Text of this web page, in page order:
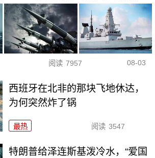
阅读 7957 08-03
西班牙在北非的那块飞地休达，
为何突然炸了锅
最热 阅读 3547
特朗普给泽连斯基泼冷水，“爱国